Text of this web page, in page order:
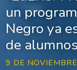
un
Negro ya
de alumnos
9 DE